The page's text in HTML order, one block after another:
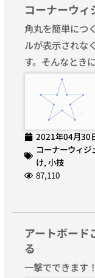
コーナーウィ
角丸を簡単につ
ルが表示されな
す。そんなとき
2021年04月30
コーナーウィジ
け, 小技
87,110
アートボード
る
一撃でできます！